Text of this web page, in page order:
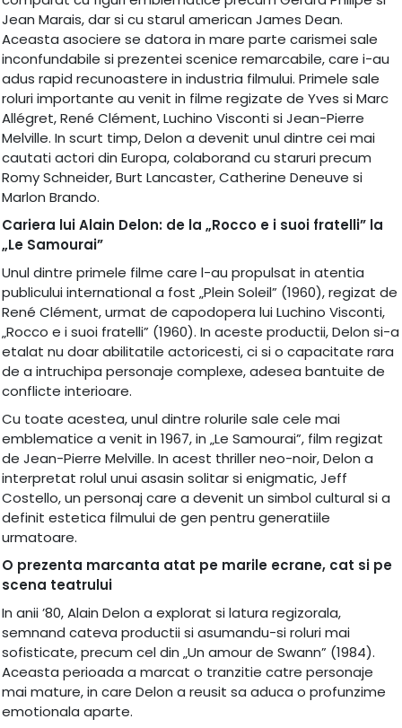
Jean Marais, dar si cu starul american James Dean.
Aceasta asociere se datora in mare parte carismei sale
inconfundabile si prezentei scenice remarcabile, care i-au
adus rapid recunoastere in industria filmului. Primele sale
roluri importante au venit in filme regizate de Yves si Marc
Allégret, René Clément, Luchino Visconti si Jean-Pierre
Melville. In scurt timp, Delon a devenit unul dintre cei mai
cautati actori din Europa, colaborand cu staruri precum
Romy Schneider, Burt Lancaster, Catherine Deneuve si
Marlon Brando.
Cariera lui Alain Delon: de la „Rocco e i suoi fratelli” la
„Le Samourai”
Unul dintre primele filme care l-au propulsat in atentia
publicului international a fost „Plein Soleil” (1960), regizat de
René Clément, urmat de capodopera lui Luchino Visconti,
„Rocco e i suoi fratelli” (1960). In aceste productii, Delon si-a
etalat nu doar abilitatile actoricesti, ci si o capacitate rara
de a intruchipa personaje complexe, adesea bantuite de
conflicte interioare.
Cu toate acestea, unul dintre rolurile sale cele mai
emblematice a venit in 1967, in „Le Samourai”, film regizat
de Jean-Pierre Melville. In acest thriller neo-noir, Delon a
interpretat rolul unui asasin solitar si enigmatic, Jeff
Costello, un personaj care a devenit un simbol cultural si a
definit estetica filmului de gen pentru generatiile
urmatoare.
O prezenta marcanta atat pe marile ecrane, cat si pe
scena teatrului
In anii ’80, Alain Delon a explorat si latura regizorala,
semnand cateva productii si asumandu-si roluri mai
sofisticate, precum cel din „Un amour de Swann” (1984).
Aceasta perioada a marcat o tranzitie catre personaje
mai mature, in care Delon a reusit sa aduca o profunzime
emotionala aparte.